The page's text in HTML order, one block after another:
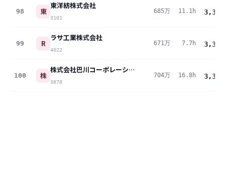
98 東
東洋紡株式会社
3101
685万 11.1h 3,338
99 R
ラサ工業株式会社
4022
671万 7.7h 3,334
100 株
株式会社巴川コーポレーション
3878
704万 16.8h 3,317